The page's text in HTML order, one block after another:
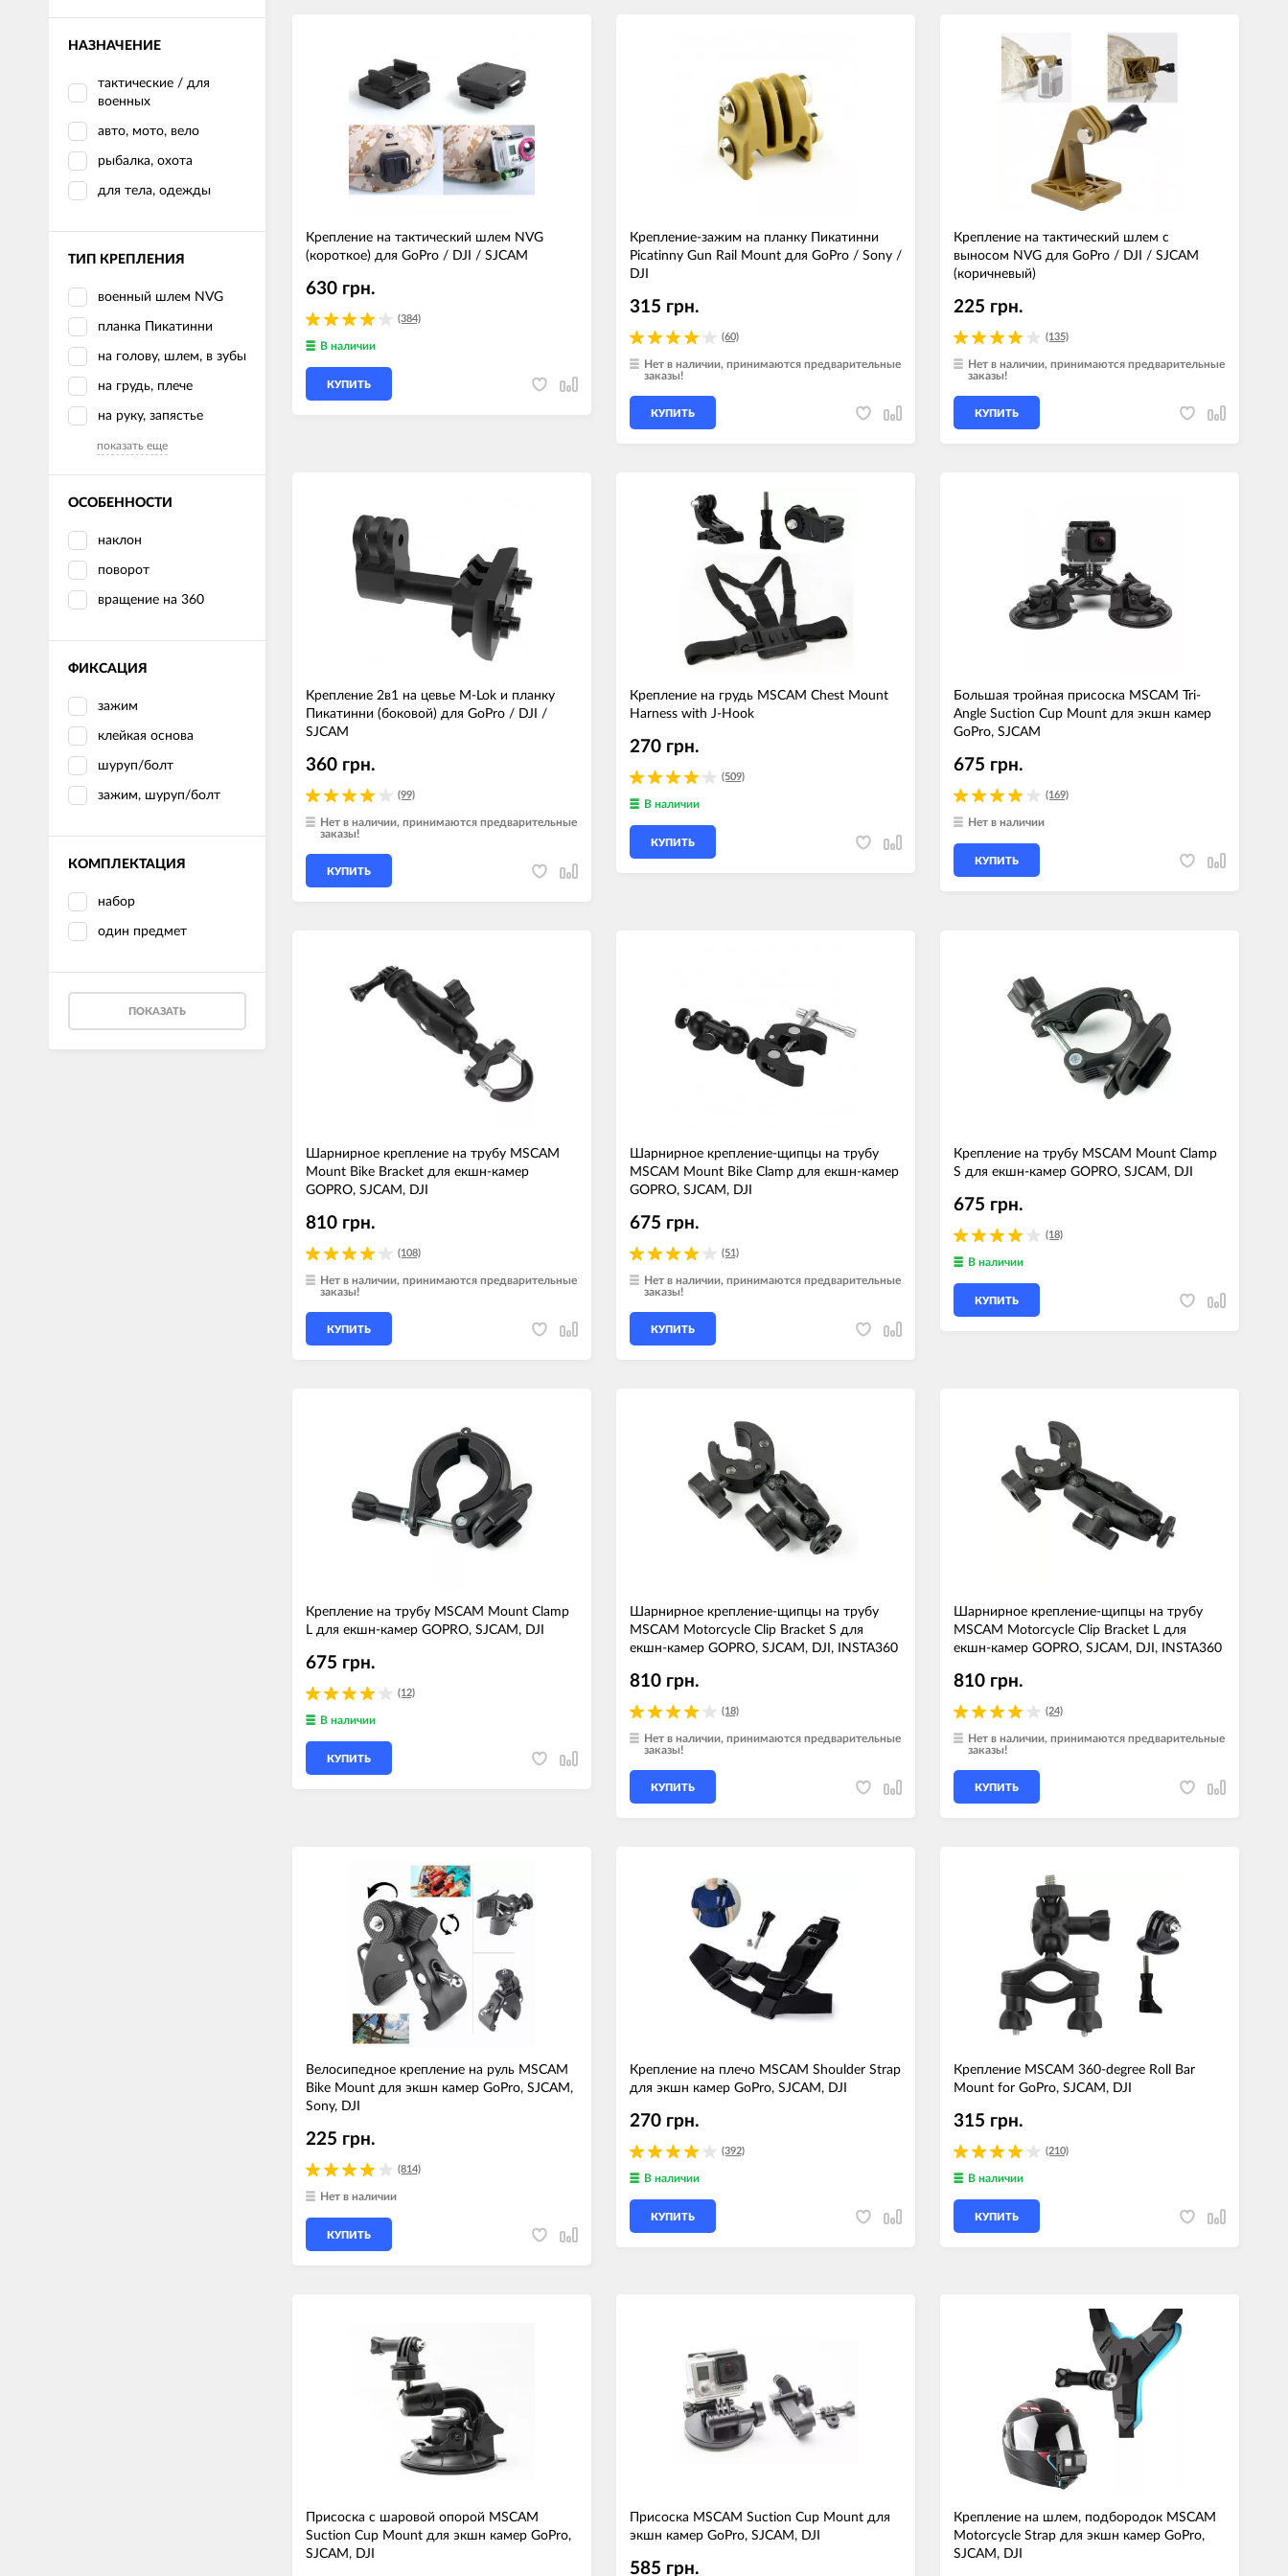
НАЗНАЧЕНИЕ
тактические / для
военных
авто, мото, вело
рыбалка, охота
для тела, одежды
ТИП КРЕПЛЕНИЯ
военный шлем NVG
планка Пикатинни
на голову, шлем, в зубы
на грудь, плече
на руку, запястье
показать еще
ОСОБЕННОСТИ
наклон
поворот
вращение на 360
ФИКСАЦИЯ
зажим
клейкая основа
шуруп/болт
зажим, шуруп/болт
КОМПЛЕКТАЦИЯ
набор
один предмет
ПОКАЗАТЬ
Крепление на тактический шлем NVG
(короткое) для GoPro / DJI / SJCAM
(384)
630 грн.
В наличии
КУПИТЬ
Крепление-зажим на планку Пикатинни
Picatinny Gun Rail Mount для GoPro / Sony /
DJI
(60)
315 грн.
Нет в наличии, принимаются предварительные
заказы!
КУПИТЬ
Крепление на тактический шлем с
выносом NVG для GoPro / DJI / SJCAM
(коричневый)
(135)
225 грн.
Нет в наличии, принимаются предварительные
заказы!
КУПИТЬ
Крепление 2в1 на цевье M-Lok и планку
Пикатинни (боковой) для GoPro / DJI /
SJCAM
(99)
360 грн.
Нет в наличии, принимаются предварительные
заказы!
КУПИТЬ
Крепление на грудь MSCAM Chest Mount
Harness with J-Hook
(509)
270 грн.
В наличии
КУПИТЬ
Большая тройная присоска MSCAM Tri-
Angle Suction Cup Mount для экшн камер
GoPro, SJCAM
(169)
675 грн.
Нет в наличии
КУПИТЬ
Шарнирное крепление на трубу MSCAM
Mount Bike Bracket для екшн-камер
GOPRO, SJCAM, DJI
(108)
810 грн.
Нет в наличии, принимаются предварительные
заказы!
КУПИТЬ
Шарнирное крепление-щипцы на трубу
MSCAM Mount Bike Clamp для екшн-камер
GOPRO, SJCAM, DJI
(51)
675 грн.
Нет в наличии, принимаются предварительные
заказы!
КУПИТЬ
Крепление на трубу MSCAM Mount Clamp
S для екшн-камер GOPRO, SJCAM, DJI
(18)
675 грн.
В наличии
КУПИТЬ
Крепление на трубу MSCAM Mount Clamp
L для екшн-камер GOPRO, SJCAM, DJI
(12)
675 грн.
В наличии
КУПИТЬ
Шарнирное крепление-щипцы на трубу
MSCAM Motorcycle Clip Bracket S для
екшн-камер GOPRO, SJCAM, DJI, INSTA360
(18)
810 грн.
Нет в наличии, принимаются предварительные
заказы!
КУПИТЬ
Шарнирное крепление-щипцы на трубу
MSCAM Motorcycle Clip Bracket L для
екшн-камер GOPRO, SJCAM, DJI, INSTA360
(24)
810 грн.
Нет в наличии, принимаются предварительные
заказы!
КУПИТЬ
Велосипедное крепление на руль MSCAM
Bike Mount для экшн камер GoPro, SJCAM,
Sony, DJI
(814)
225 грн.
Нет в наличии
КУПИТЬ
Крепление на плечо MSCAM Shoulder Strap
для экшн камер GoPro, SJCAM, DJI
(392)
270 грн.
В наличии
КУПИТЬ
Крепление MSCAM 360-degree Roll Bar
Mount for GoPro, SJCAM, DJI
(210)
315 грн.
В наличии
КУПИТЬ
Присоска с шаровой опорой MSCAM
Suction Cup Mount для экшн камер GoPro,
SJCAM, DJI
Присоска MSCAM Suction Cup Mount для
экшн камер GoPro, SJCAM, DJI
585 грн.
Крепление на шлем, подбородок MSCAM
Motorcycle Strap для экшн камер GoPro,
SJCAM, DJI